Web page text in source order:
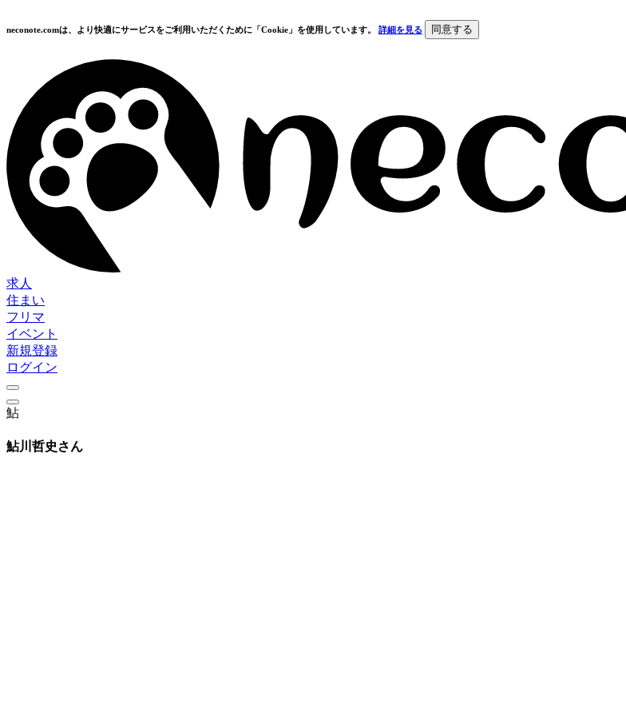
neconote.comは、より快適にサービスをご利用いただくために「Cookie」を使用しています。 詳細を見る 同意する
求人
住まい
フリマ
イベント
新規登録
ログイン
鮎
鮎川哲史さん